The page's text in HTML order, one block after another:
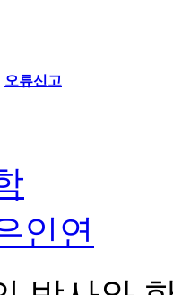
오류신고
인연